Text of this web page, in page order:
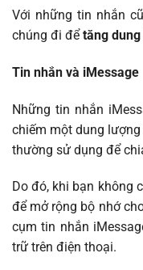
Với những tin nhắn
chúng đi đểtăng
Tin nhắn và iMessage
Những tin nhắn
chiếm một dung
thường sử dụng để
Do đó, khi bạn không
để mở rộng bộ nhớ
cụm tin nhắn
trữ trên điện thoại.